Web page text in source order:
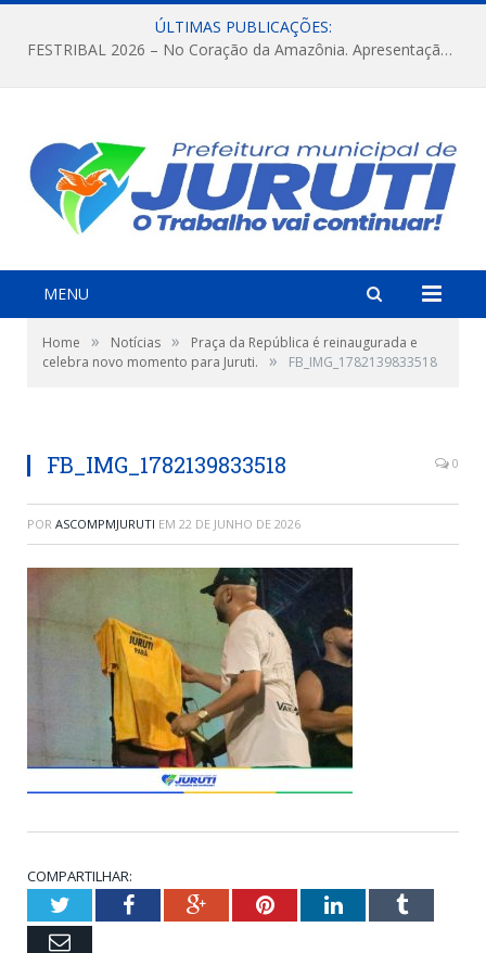
ÚLTIMAS PUBLICAÇÕES:
FESTRIBAL 2026 – No Coração da Amazônia. Apresentação da Munduruku.
MENU
Home » Notícias »
Praça da República é reinaugurada e
celebra novo momento para Juruti.
» FB_IMG_1782139833518
FB_IMG_1782139833518 0
POR ASCOMPMJURUTI EM 22 DE JUNHO DE 2026
COMPARTILHAR:
TwitterFacebookGoogle+PinterestLinkedInTumblr
Email